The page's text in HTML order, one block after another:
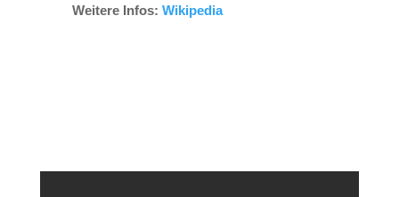
Weitere Infos: Wikipedia